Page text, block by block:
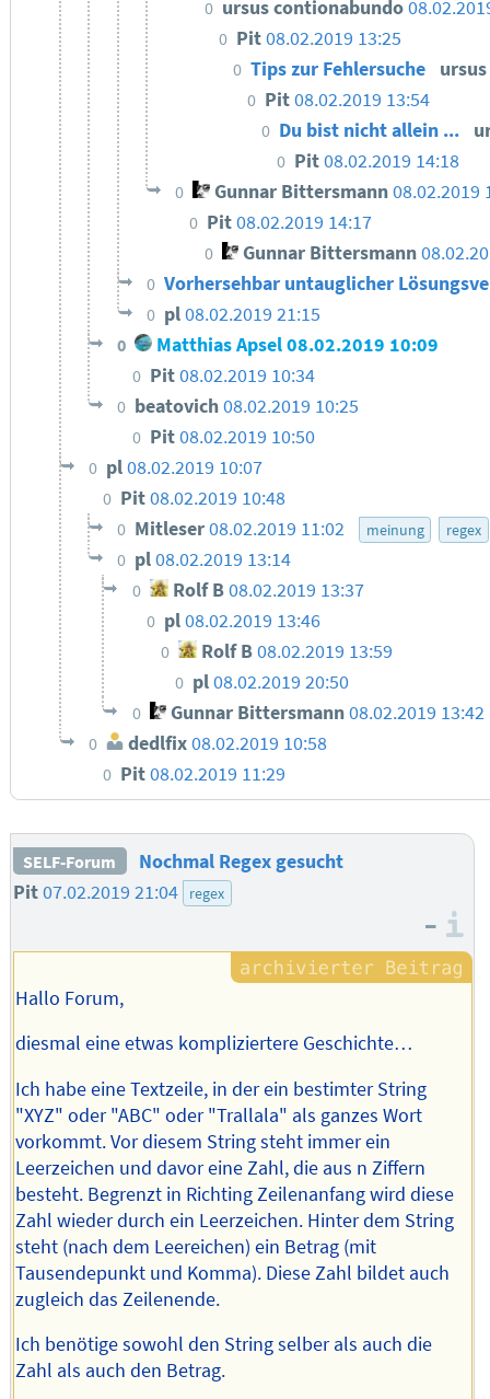
0 ursus contionabundo
0 Pit08.02.2019 13:25
0 Tips zur Fehlersuche
0 Pit08.02.2019 13:54
0 Du bist nicht allein ...
0 Pit08.02.2019 14:18
0 Gunnar Bittersmann08.02.2019
0 Pit08.02.2019 14:17
0 Gunnar Bittersmann
0 Vorhersehbar untauglicher
0 pl08.02.2019 21:15
0 Matthias Apsel08.02.2019 10:09
0 Pit08.02.2019 10:34
0 beatovich08.02.2019 10:25
0 Pit08.02.2019 10:50
0 pl08.02.2019 10:07
0 Pit08.02.2019 10:48
0 Mitleser08.02.2019 11:02 meinung regex
0 pl08.02.2019 13:14
0 Rolf B08.02.2019 13:37
0 pl08.02.2019 13:46
0 Rolf B 08.02.2019 13:59
0 pl08.02.2019 20:50
0 Gunnar Bittersmann08.02.2019 13:42
0 dedlfix08.02.2019 10:58
0 Pit08.02.2019 11:29
SELF-Forum
Nochmal Regex gesucht
Pit07.02.2019 21:04 regex
–
Hallo Forum,
diesmal eine etwas kompliziertere Geschichte…
Ich habe eine Textzeile, in der ein bestimter String
"XYZ" oder "ABC" oder "Trallala" als ganzes Wort
vorkommt. Vor diesem String steht immer ein
Leerzeichen und davor eine Zahl, die aus n Ziffern
besteht. Begrenzt in Richting Zeilenanfang wird diese
Zahl wieder durch ein Leerzeichen. Hinter dem String
steht (nach dem Leereichen) ein Betrag (mit
Tausendepunkt und Komma). Diese Zahl bildet auch
zugleich das Zeilenende.
Ich benötige sowohl den String selber als auch die
Zahl als auch den Betrag.